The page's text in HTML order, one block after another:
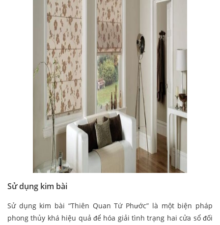
Sử dụng kim bài
Sử dụng kim bài “Thiên Quan Tứ Phước” là một biện pháp
phong thủy khá hiệu quả để hóa giải tình trạng hai cửa sổ đối